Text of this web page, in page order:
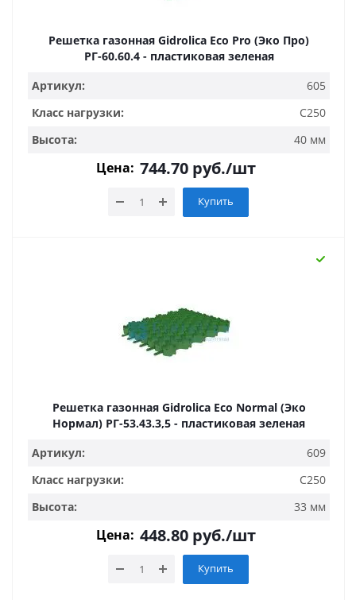
Решетка газонная Gidrolica Eco Pro (Эко Про)
РГ-60.60.4 - пластиковая зеленая
Артикул:
605
Класс нагрузки:
C250
Высота:
40 мм
Цена: 744.70 руб./шт
Купить
Решетка газонная Gidrolica Eco Normal (Эко
Нормал) РГ-53.43.3,5 - пластиковая зеленая
Артикул:
609
Класс нагрузки:
C250
Высота:
33 мм
Цена: 448.80 руб./шт
Купить